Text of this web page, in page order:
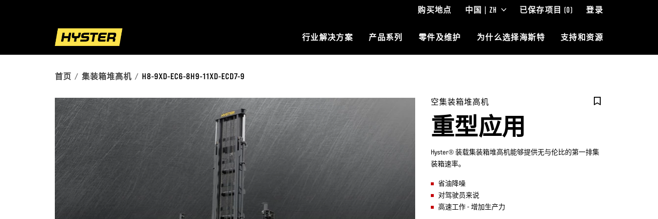
购买地点 中国 | ZH 已保存项目 (0) 登录
行业解决方案 产品系列 零件及维护 为什么选择海斯特 支持和资源
首页 集装箱堆高机 H8-9XD-EC6-8H9-11XD-ECD7-9
空集装箱堆高机
重型应用
Hyster® 装载集装箱堆高机能够提供无与伦比的第一排集
装箱速率。
省油降噪
对驾驶员来说
高速工作 - 增加生产力